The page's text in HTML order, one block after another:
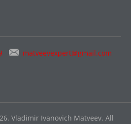
matveevexpert@gmail.com
Vladimir Ivanovich Matveev. All